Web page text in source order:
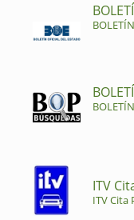
ITV
ITV Cita